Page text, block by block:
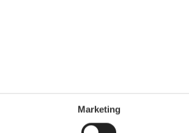
Marketing